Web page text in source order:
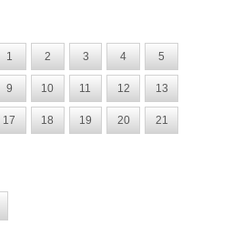
1 2 3 4 5
9 10 11 12 13
17 18 19 20 21